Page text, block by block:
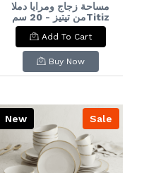
مساحة زجاج ومرايا دملا
من تيتيز - 20 سمTitiz
Damla Glass and
Mirror Squeegee - 2
Add To Cart
Buy Now
Sale
New